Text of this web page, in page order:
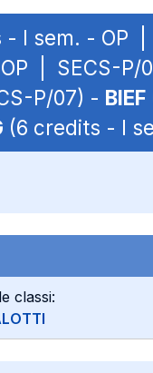
- I sem. - OP
| SECS-P/
P/07) - BIEF
(6 credits - I
classi: